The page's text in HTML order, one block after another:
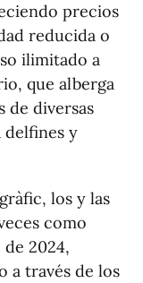
precios
reducida o
ilimitado a
que alberga
de diversas
delfines y
los y las
como
2024,
a través de los